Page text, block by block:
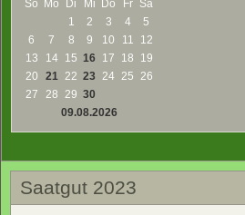
So Mo Di Mi Do Fr
Sa
1
2 3 4
5
6
7 8 9 10 11
12
13
14 15 16 17 18
19
20
21 22 23 24 25 26
27
28 29 30
09.08.2026
Saatgut 2023